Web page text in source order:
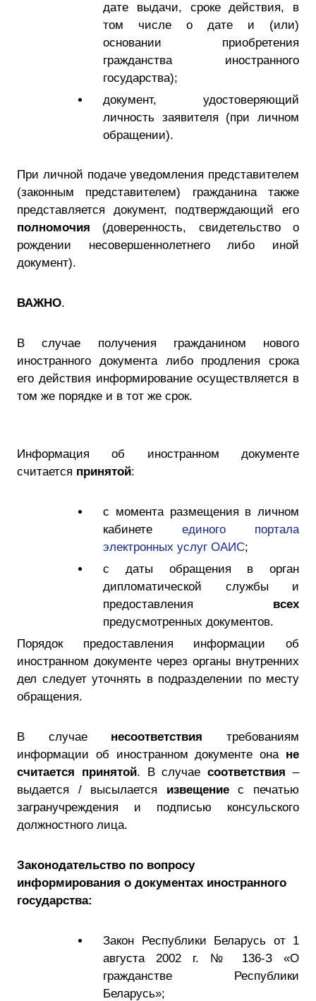
дате выдачи, сроке действия, в
том числе о дате и (или)
основании приобретения
гражданства иностранного
государства);
документ, удостоверяющий
личность заявителя (при личном
обращении).
При личной подаче уведомления представителем
(законным представителем) гражданина также
представляется документ, подтверждающий его
полномочия (доверенность, свидетельство о
рождении несовершеннолетнего либо иной
документ).
ВАЖНО.
В случае получения гражданином нового
иностранного документа либо продления срока
его действия информирование осуществляется в
том же порядке и в тот же срок.
Информация об иностранном документе
считается принятой:
с момента размещения в личном
кабинете единого портала
электронных услуг ОАИС;
с даты обращения в орган
дипломатической службы и
предоставления всех
предусмотренных документов.
Порядок предоставления информации об
иностранном документе через органы внутренних
дел следует уточнять в подразделении по месту
обращения.
В случае несоответствиятребованиям
информации об иностранном документе она не
считается принятой. В случаесоответствия–
выдается / высылается извещениес печатью
загранучреждения и подписью консульского
должностного лица.
Законодательство по вопросу
информирования о документах иностранного
государства:
Закон Республики Беларусь от 1
августа 2002 г. № 136-З «О
гражданстве Республики
Беларусь»;